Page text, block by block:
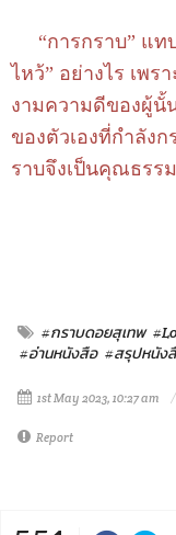
“การกราบ” แท
ไหว้” อย่างไร เพ
งามความดีของผู้นั้
ของตัวเองที่กำลัง
ราบจึงเป็นคุณธรร
#กราบดอยสุเทพ
#อ่านหนังสือ #สรุปหนัง
1st May 2023, 10:27 am
Report